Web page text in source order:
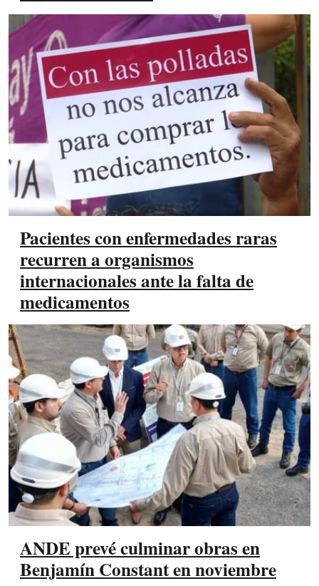
Pacientes con enfermedades raras
recurren a organismos
internacionales ante la falta de
medicamentos
ANDE prevé culminar obras en
Benjamín Constant en noviembre